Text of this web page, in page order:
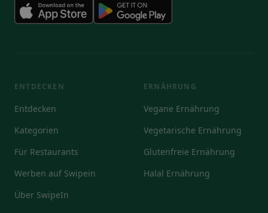
ENTDECKEN
Entdecken
Kategorien
Für Restaurants
Werben auf Swipein
Über SwipeIn
ERNÄHRUNG
Vegane Ernährung
Vegetarische Ernährung
Glutenfreie Ernährung
Halal Ernährung